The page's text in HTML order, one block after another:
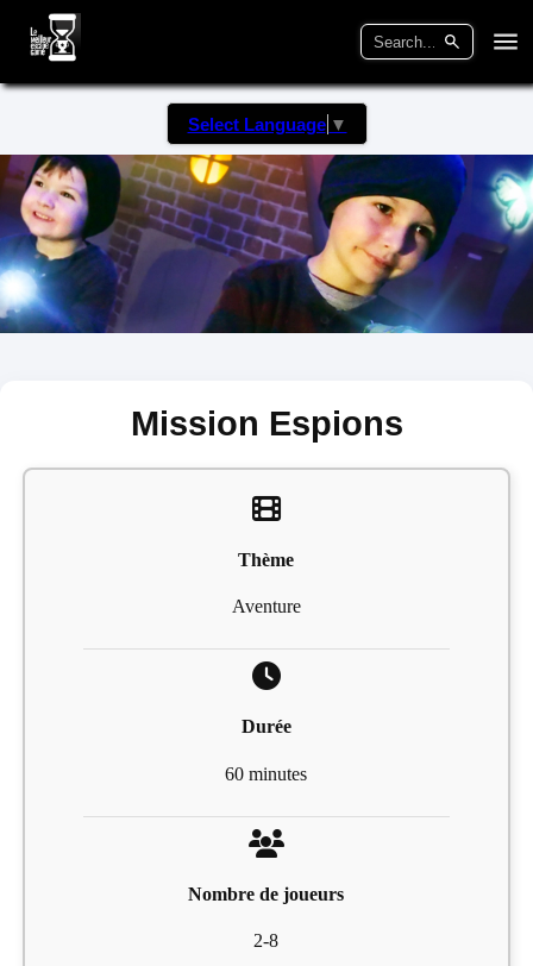
Select Language ▼
Mission Espions
Thème
Aventure
Durée
60 minutes
Nombre de joueurs
2-8